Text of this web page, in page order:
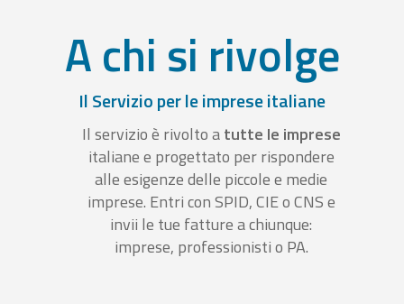
A chi si rivolge
Il Servizio per le imprese italiane
Il servizio è rivolto atutte le imprese
italiane e progettato per rispondere
alle esigenze delle piccole e medie
imprese. Entri con SPID, CIE o CNS e
invii le tue fatture a chiunque:
imprese, professionisti o PA.